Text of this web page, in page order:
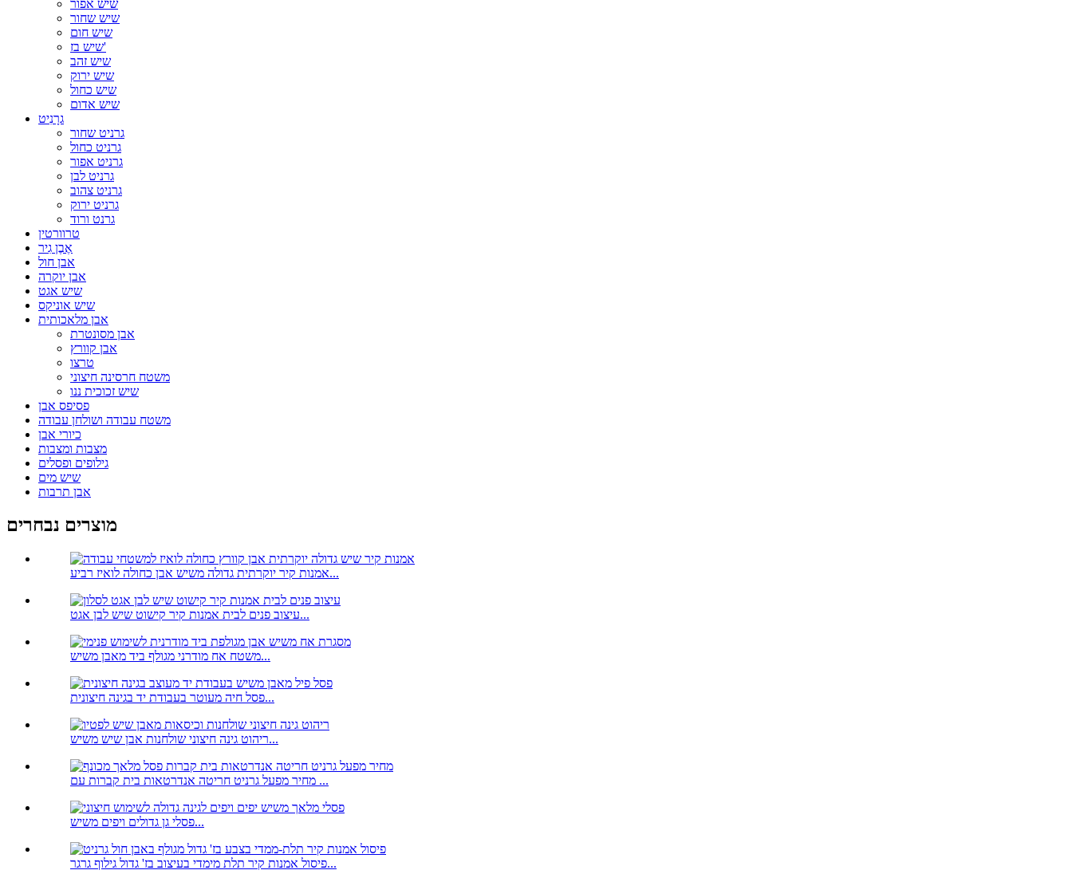
שיש אפור
שיש שחור
שיש חום
שיש בז'
שיש זהב
שיש ירוק
שיש כחול
שיש אדום
גרָנִיט
גרניט שחור
גרניט כחול
גרניט אפור
גרניט לבן
גרניט צהוב
גרניט ירוק
גרנט ורוד
טרוורטין
אֶבֶן גִיר
אבן חול
אבן יוקרה
שיש אגט
שיש אוניקס
אבן מלאכותית
אבן מסונטרת
אבן קוורץ
טרצו
משטח חרסינה חיצוני
שיש זכוכית ננו
פסיפס אבן
משטח עבודה ושולחן עבודה
כיורי אבן
מצבות ומצבות
גילופים ופסלים
שיש מים
אבן תרבות
מוצרים נבחרים
אמנות קיר יוקרתית גדולה משיש אבן כחולה לואיז רביע...
עיצוב פנים לבית אמנות קיר קישוט שיש לבן אגט...
משטח אח מודרני מגולף ביד מאבן משיש...
פסל חיה מעוטר בעבודת יד בגינה חיצונית...
ריהוט גינה חיצוני שולחנות אבן שיש משיש...
מחיר מפעל גרניט חריטה אנדרטאות בית קברות עם ...
פסלי גן גדולים ויפים משיש...
פיסול אמנות קיר תלת מימדי בעיצוב בז' גדול גילוף גרגר...